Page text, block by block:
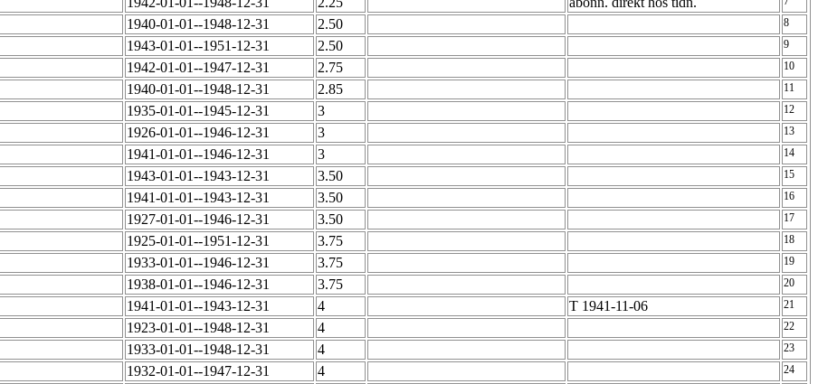
1940-01-01--1948-12-31 2.50 8
1943-01-01--1951-12-31 2.50 9
1942-01-01--1947-12-31 2.75 10
1940-01-01--1948-12-31 2.85 11
1935-01-01--1945-12-31 3 12
1926-01-01--1946-12-31 3 13
1941-01-01--1946-12-31 3 14
1943-01-01--1943-12-31 3.50 15
1941-01-01--1943-12-31 3.50 16
1927-01-01--1946-12-31 3.50 17
1925-01-01--1951-12-31 3.75 18
1933-01-01--1946-12-31 3.75 19
1938-01-01--1946-12-31 3.75 20
1941-01-01--1943-12-31 4 T 1941-11-06 21
1923-01-01--1948-12-31 4 22
1933-01-01--1948-12-31 4 23
1932-01-01--1947-12-31 4 24